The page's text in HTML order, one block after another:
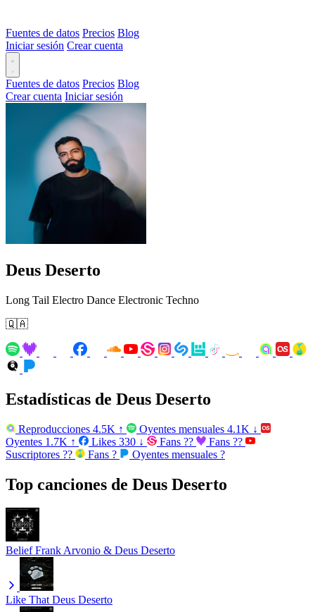
Fuentes de datos Precios Blog
Iniciar sesión Crear cuenta
Fuentes de datos Precios Blog
Crear cuenta Iniciar sesión
Deus Deserto
Long Tail Electro Dance Electronic Techno
🇶🇦
Estadísticas de Deus Deserto
Reproducciones 4.5K ↑ Oyentes mensuales 4.1K ↓
Oyentes 1.7K ↑ Likes 330 ↓ Fans ?? Fans ??
Suscriptores ?? Fans ? Oyentes mensuales ?
Top canciones de Deus Deserto
Belief Frank Arvonio & Deus Deserto
Like That Deus Deserto